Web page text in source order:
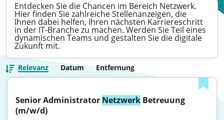
Entdecken Sie die Chancen im Bereich Netzwerk.
Hier finden Sie zahlreiche Stellenanzeigen, die
Ihnen dabei helfen, Ihren nächsten Karriereschritt
in der IT-Branche zu machen. Werden Sie Teil eines
dynamischen Teams und gestalten Sie die digitale
Zukunft mit.
Relevanz Datum Entfernung
Senior Administrator Netzwerk Betreuung
(m/w/d)